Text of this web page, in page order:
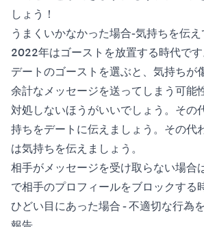
しょう！
うまくいかなかった場合-気持ちを伝
2022年はゴーストを放置する時代です
デートのゴーストを選ぶと、気持ちが
余計なメッセージを送ってしまう可能
対処しないほうがいいでしょう。その
持ちをデートに伝えましょう。その代
は気持ちを伝えましょう。
相手がメッセージを受け取らない場合
で相手のプロフィールをブロックする
ひどい目にあった場合 - 不適切な行為